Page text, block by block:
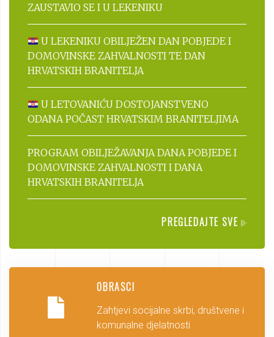
ZAUSTAVIO SE I U LEKENIKU
U LEKENIKU OBILJEŽEN DAN POBJEDE I
DOMOVINSKE ZAHVALNOSTI TE DAN
HRVATSKIH BRANITELJA
U LETOVANIĆU DOSTOJANSTVENO
ODANA POČAST HRVATSKIM BRANITELJIMA
PROGRAM OBILJEŽAVANJA DANA POBJEDE I
DOMOVINSKE ZAHVALNOSTI I DANA
HRVATSKIH BRANITELJA
PREGLEDAJTE SVE
OBRASCI
Zahtjevi socijalne skrbi, društvene i
komunalne djelatnosti